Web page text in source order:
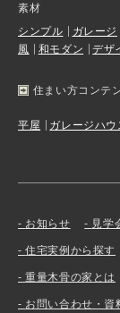
素材
シンプル
ガレージ
風
和モダン デザ
住まい方コンテ
平屋 ガレージハウ
お知らせ 見学
住宅実例から探す
重量木骨の家とは
お問い合わせ・資